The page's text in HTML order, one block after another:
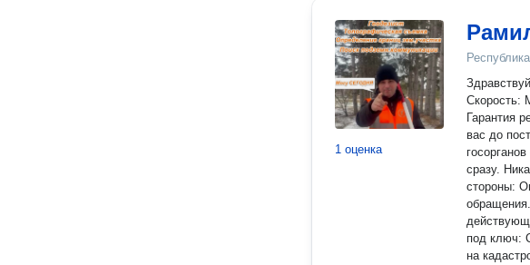
1 оценка
Здравствуйте!
Скорость:
Гарантия
вас до
сразу.
стороны:
под ключ:
на